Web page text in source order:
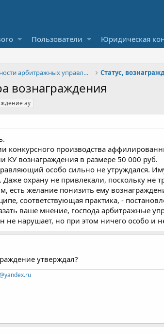
Пользователи Юридическая
Вопросы деятельности арбитражных управляющих и СРО
вознаграждения
ау
конкурсного производства
КУ вознаграждения в размере 50 000 руб.
особо сильно не утруждался.
охрану не привлекали, поскольку не
есть желание понизить ему
соответствующая практика, -
ваше мнение, господа арбитражные
не нарушает, но при этом ничего особо и
утверждал?